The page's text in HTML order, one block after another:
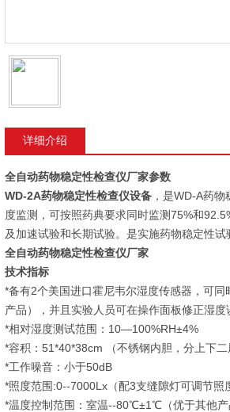
详细介绍
全自动药物稳定性检查仪厂家参数
WD-2A药物稳定性检查仪设备 ，是WD-A药
度监测，可按照药典要求同时监测75%和
及加速试验和长期试验。是实施药物稳定性试
全自动药物稳定性检查仪厂家
技术指标
*备有2个美国进口霍尼韦尔湿度传感器，可
产品），并且实验人员可在操作面板修正湿度
*相对湿度测试范围：10—100%RH±4%
*容积：51*40*38cm （不锈钢内胆，分上下二
*工作噪音：小于50dB
*照度范围:0--7000Lx（配3支缝隙灯可调节照
*温度控制范围：室温--80℃±1℃（优于其他产